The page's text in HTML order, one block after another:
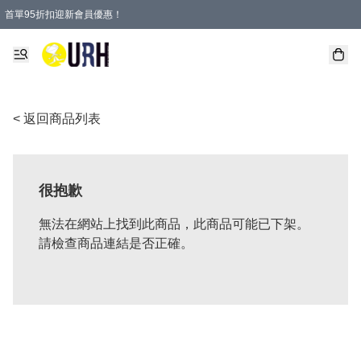
首單95折扣迎新會員優惠！
特選會員可享全單低至 95 折優惠！
單一訂單滿HKD600(澳門HKD800)包郵寄順豐送到家。
< 返回商品列表
很抱歉
無法在網站上找到此商品，此商品可能已下架。
請檢查商品連結是否正確。